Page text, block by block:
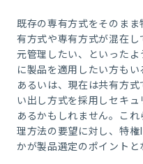
既存の専有方式をそのま
有方式や専有方式が混在
元管理したい、といった
に製品を適用したい方もい
あるいは、現在は共有方
い出し方式を採用しセキ
あるかもしれません。こ
理方法の要望に対し、特
かが製品選定のポイントと